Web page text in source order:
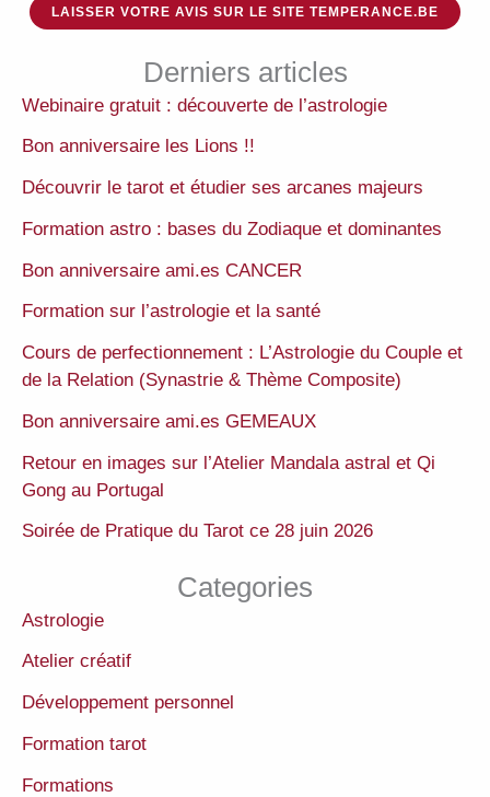
LAISSER VOTRE AVIS SUR LE SITE TEMPERANCE.BE
Derniers articles
Webinaire gratuit : découverte de l’astrologie
Bon anniversaire les Lions !!
Découvrir le tarot et étudier ses arcanes majeurs
Formation astro : bases du Zodiaque et dominantes
Bon anniversaire ami.es CANCER
Formation sur l’astrologie et la santé
Cours de perfectionnement : L’Astrologie du Couple et
de la Relation (Synastrie & Thème Composite)
Bon anniversaire ami.es GEMEAUX
Retour en images sur l’Atelier Mandala astral et Qi
Gong au Portugal
Soirée de Pratique du Tarot ce 28 juin 2026
Categories
Astrologie
Atelier créatif
Développement personnel
Formation tarot
Formations